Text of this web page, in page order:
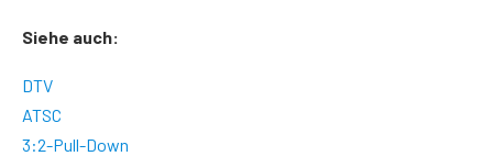
Siehe auch:
DTV
ATSC
3:2-Pull-Down